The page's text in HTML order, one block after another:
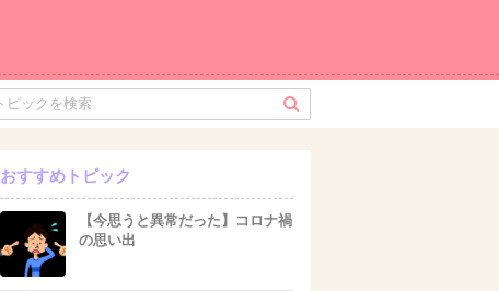
おすすめトピック
【今思うと異常だった】コロナ禍
の思い出